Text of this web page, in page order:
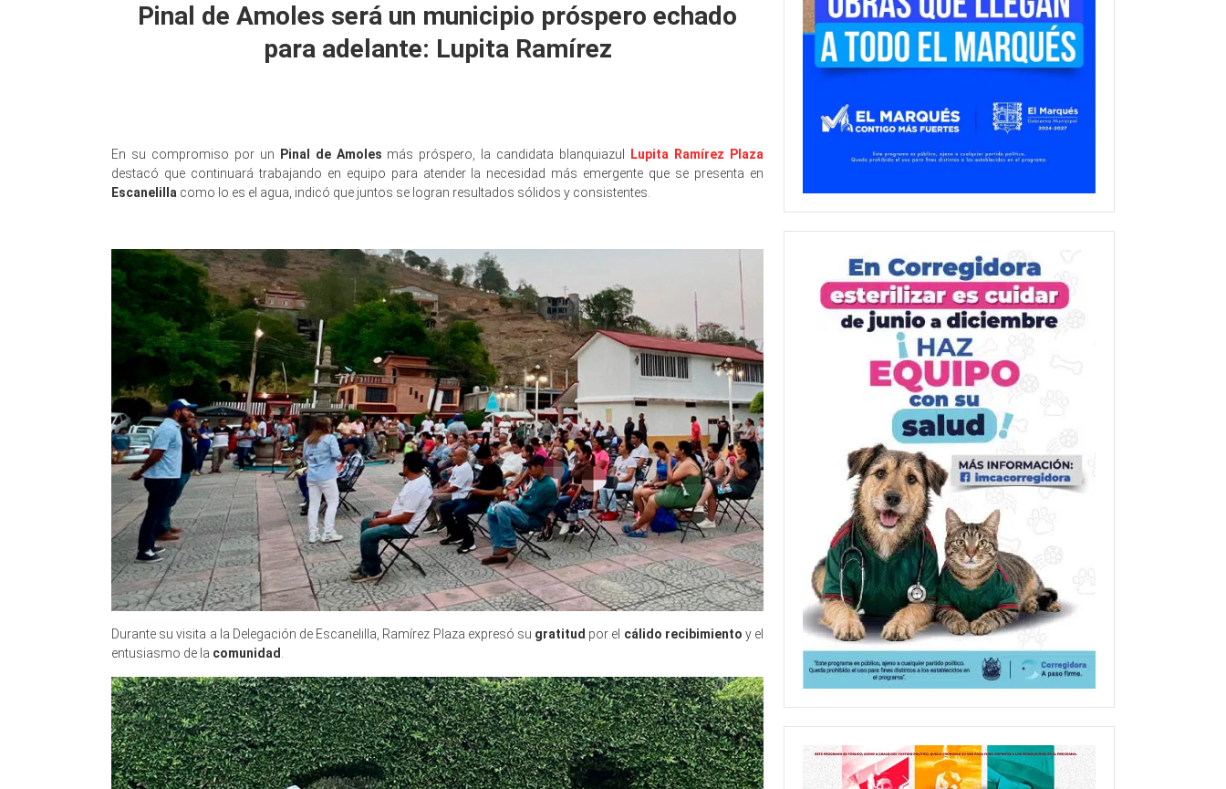
Pinal de Amoles será un municipio próspero echado
para adelante: Lupita Ramírez
En su compromiso por un Pinal de Amoles más próspero, la candidata blanquiazul
Lupita Ramírez Plaza
destacó que continuará trabajando en equipo para atender la necesidad más emergente que se presenta en
Escanelilla como lo es el agua, indicó que juntos se logran resultados sólidos y consistentes.
Durante su visita a la Delegación de Escanelilla, Ramírez Plaza expresó su gratitud por el cálido recibimiento y el
entusiasmo de la comunidad